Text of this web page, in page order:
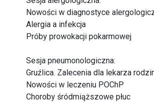
Nowości w diagnostyce
Alergia a infekcja
Próby prowokacji pokarmowej
Sesja pneumonologiczna:
Gruźlica. Zalecenia dla lekarza
Nowości w leczeniu POChP
Choroby śródmiąższowe płuc